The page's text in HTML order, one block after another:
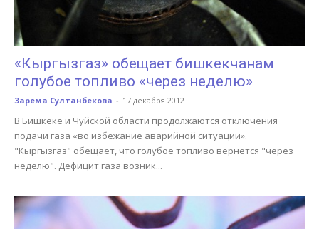
«Кыргызгаз» обещает бишкекчанам
голубое топливо «через неделю»
Зарема Султанбекова - 17 декабря 2012
В Бишкеке и Чуйской области продолжаются отключения
подачи газа «во избежание аварийной ситуации».
"Кыргызгаз" обещает, что голубое топливо вернется "через
неделю". Дефицит газа возник...